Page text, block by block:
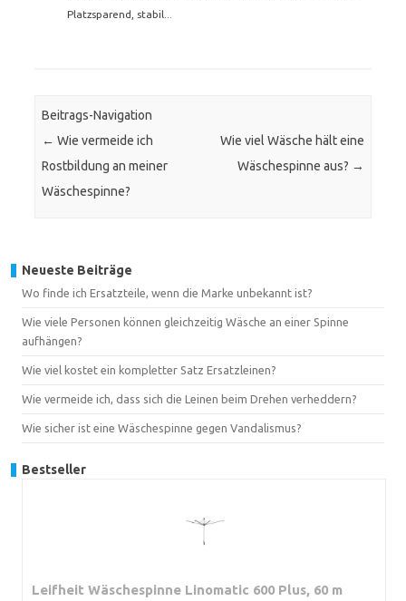
Platzsparend, stabil...
Beitrags-Navigation
← Wie vermeide ich
Rostbildung an meiner
Wäschespinne?
Wie viel Wäsche hält eine
Wäschespinne aus? →
Neueste Beiträge
Wo finde ich Ersatzteile, wenn die Marke unbekannt ist?
Wie viele Personen können gleichzeitig Wäsche an einer Spinne
aufhängen?
Wie viel kostet ein kompletter Satz Ersatzleinen?
Wie vermeide ich, dass sich die Leinen beim Drehen verheddern?
Wie sicher ist eine Wäschespinne gegen Vandalismus?
Bestseller
Leifheit Wäschespinne Linomatic 600 Plus, 60 m